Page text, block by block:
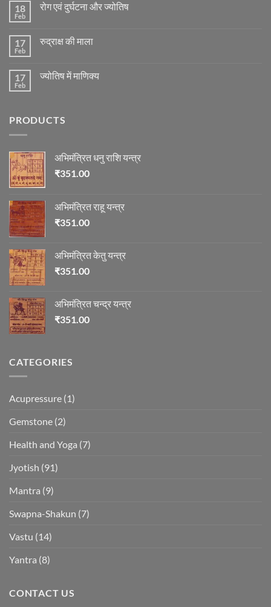
मंगल
के
अनुसार
विचार
18
Feb
रोग एवं दुर्घटना और ज्योतिष
रोग
ज्योतिष
17
Feb
रुद्राक्ष की माला
रुद्राक्ष
17
Feb
ज्योतिष में माणिक्य
में
PRODUCTS
अभिमंत्रित धनु राशि यन्त्र
₹351.00
अभिमंत्रित राहू यन्त्र
₹351.00
अभिमंत्रित केतु यन्त्र
₹351.00
अभिमंत्रित चन्द्र यन्त्र
₹351.00
CATEGORIES
Acupressure (1)
Gemstone (2)
Health and Yoga (7)
Jyotish (91)
Mantra (9)
Swapna-Shakun (7)
Vastu (14)
Yantra (8)
CONTACT US